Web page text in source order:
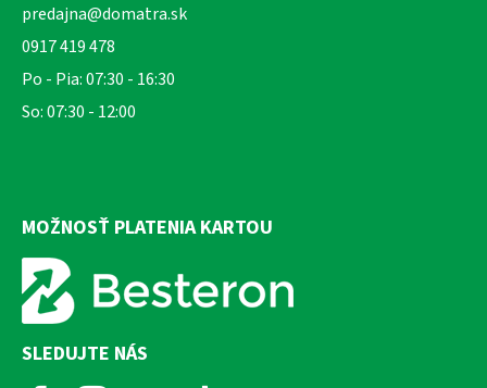
predajna@domatra.sk
0917 419 478
Po - Pia: 07:30 - 16:30
So: 07:30 - 12:00
MOŽNOSŤ PLATENIA KARTOU
SLEDUJTE NÁS